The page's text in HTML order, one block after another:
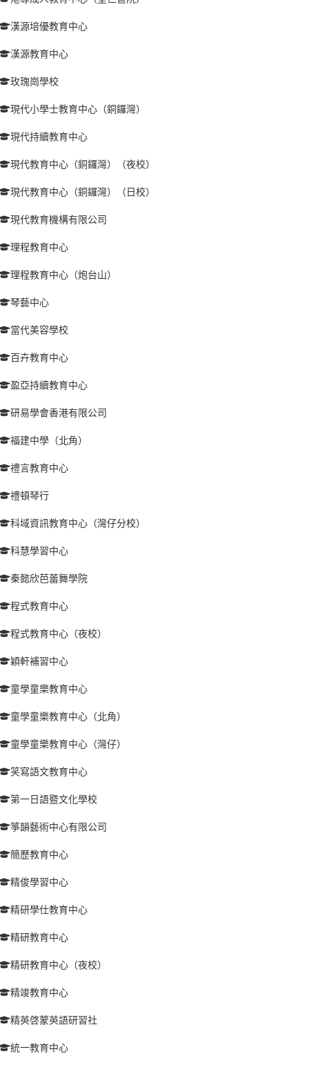
漢源培優教育中心
漢源教育中心
玫瑰崗學校
現代小學士教育中心（銅鑼灣）
現代持續教育中心
現代教育中心（銅鑼灣）（夜校）
現代教育中心（銅鑼灣）（日校）
現代教育機構有限公司
理程教育中心
理程教育中心（炮台山）
琴藝中心
當代美容學校
百卉教育中心
盈亞持續教育中心
研易學會香港有限公司
福建中學（北角）
禮言教育中心
禮頓琴行
科域資訊教育中心（灣仔分校）
科慧學習中心
秦懿欣芭蕾舞學院
程式教育中心
程式教育中心（夜校）
穎軒補習中心
童學童樂教育中心
童學童樂教育中心（北角）
童學童樂教育中心（灣仔）
笑寫語文教育中心
第一日語暨文化學校
箏韻藝術中心有限公司
簡歷教育中心
精俊學習中心
精研學仕教育中心
精研教育中心
精研教育中心（夜校）
精竣教育中心
精英啓蒙英語研習社
統一教育中心